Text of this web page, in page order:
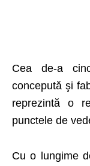
Cea de-a
concepută şi
reprezintă o
punctele de
Cu o lungime